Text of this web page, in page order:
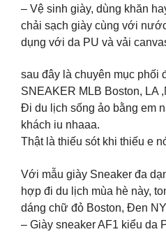
– Vệ sinh giày, dùng khăn
chải sạch giày cùng với
dụng với da PU và vải
sau đây là chuyên mục phối
SNEAKER MLB Boston, LA
Đi du lịch sống ảo bằng em
khách iu nhaaa.
Thật là thiếu sót khi thiếu e
Với mẫu giày Sneaker đa
hợp đi du lịch mùa hè này,
dáng chữ đỏ Boston, Đen
– Giày sneaker AF1 kiểu da